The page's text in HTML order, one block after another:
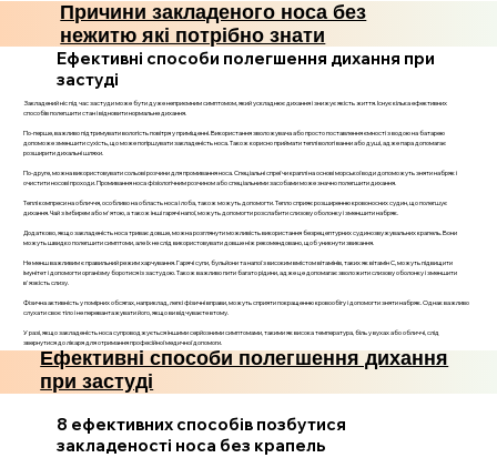
Причини закладеного носа без
нежитю які потрібно знати
Ефективні способи полегшення дихання при
застуді
Закладений ніс під час застуди може бути дуже неприємним симптомом, який ускладнює дихання і знижує якість життя. Існує кілька ефективних
способів полегшити стан і відновити нормальне дихання.
По-перше, важливо підтримувати вологість повітря у приміщенні. Використання зволожувача або просто поставлення ємності з водою на батарею
допоможе зменшити сухість, що може погіршувати закладеність носа. Також корисно приймати теплі вологі ванни або душі, адже пара допомагає
розширити дихальні шляхи.
По-друге, можна використовувати сольові розчини для промивання носа. Спеціальні спреї чи краплі на основі морської води допоможуть зняти набряк і
очистити носові проходи. Промивання носа фізіологічним розчином або спеціальними засобами може значно полегшити дихання.
Теплі компреси на обличчя, особливо на область носа і лоба, також можуть допомогти. Тепло сприяє розширенню кровоносних судин, що полегшує
дихання. Чай з імбирем або м'ятою, а також інші гарячі напої, можуть допомогти розслабити слизову оболонку і зменшити набряк.
Додатково, якщо закладеність носа триває довше, можна розглянути можливість використання безрецептурних судинозвужувальних крапель. Вони
можуть швидко полегшити симптоми, але їх не слід використовувати довше ніж рекомендовано, щоб уникнути звикання.
Не менш важливим є правильний режим харчування. Гарячі супи, бульйони та напої з високим вмістом вітамінів, таких як вітамін C, можуть підвищити
імунітет і допомогти організму боротися із застудою. Також важливо пити багато рідини, адже це допомагає зволожити слизову оболонку і зменшити
в'язкість слизу.
Фізична активність у помірних обсягах, наприклад, легкі фізичні вправи, можуть сприяти покращенню кровообігу і допомогти зняти набряк. Однак важливо
слухати своє тіло і не перевантажувати його, якщо ви відчуваєте втому.
У разі, якщо закладеність носа супроводжується іншими серйозними симптомами, такими як висока температура, біль у вухах або обличчі, слід
звернутися до лікаря для отримання професійної медичної допомоги.
Ефективні способи полегшення дихання
при застуді
8 ефективних способів позбутися
закладеності носа без крапель